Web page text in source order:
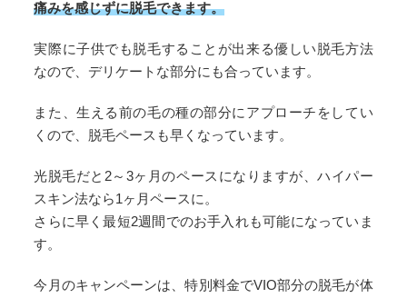
痛みを感じずに脱毛できます。
実際に子供でも脱毛することが出来る優しい脱毛方法
なので、デリケートな部分にも合っています。
また、生える前の毛の種の部分にアプローチをしてい
くので、脱毛ペースも早くなっています。
光脱毛だと2～3ヶ月のペースになりますが、ハイパー
スキン法なら1ヶ月ペースに。
さらに早く最短2週間でのお手入れも可能になっていま
す。
今月のキャンペーンは、特別料金でVIO部分の脱毛が体